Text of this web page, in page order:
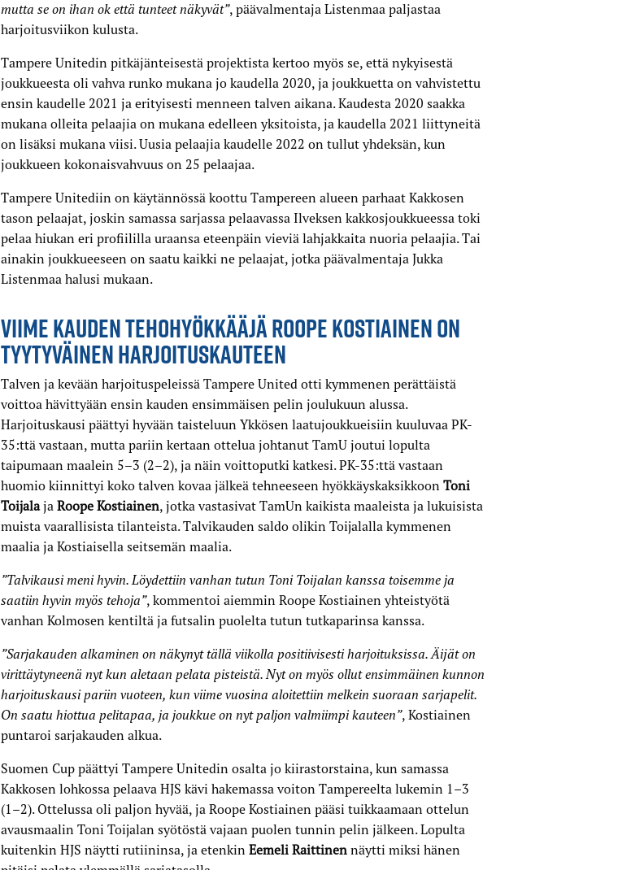
mutta se on ihan ok että tunteet näkyvät”, päävalmentaja Listenmaa paljastaa
harjoitusviikon kulusta.
Tampere Unitedin pitkäjänteisestä projektista kertoo myös se, että nykyisestä
joukkueesta oli vahva runko mukana jo kaudella 2020, ja joukkuetta on vahvistettu
ensin kaudelle 2021 ja erityisesti menneen talven aikana. Kaudesta 2020 saakka
mukana olleita pelaajia on mukana edelleen yksitoista, ja kaudella 2021 liittyneitä
on lisäksi mukana viisi. Uusia pelaajia kaudelle 2022 on tullut yhdeksän, kun
joukkueen kokonaisvahvuus on 25 pelaajaa.
Tampere Unitediin on käytännössä koottu Tampereen alueen parhaat Kakkosen
tason pelaajat, joskin samassa sarjassa pelaavassa Ilveksen kakkosjoukkueessa toki
pelaa hiukan eri profiililla uraansa eteenpäin vieviä lahjakkaita nuoria pelaajia. Tai
ainakin joukkueeseen on saatu kaikki ne pelaajat, jotka päävalmentaja Jukka
Listenmaa halusi mukaan.
VIIME KAUDEN TEHOHYÖKKÄÄJÄ ROOPE KOSTIAINEN ON
TYYTYVÄINEN HARJOITUSKAUTEEN
Talven ja kevään harjoituspeleissä Tampere United otti kymmenen perättäistä
voittoa hävittyään ensin kauden ensimmäisen pelin joulukuun alussa.
Harjoituskausi päättyi hyvään taisteluun Ykkösen laatujoukkueisiin kuuluvaa PK-
35:ttä vastaan, mutta pariin kertaan ottelua johtanut TamU joutui lopulta
taipumaan maalein 5–3 (2–2), ja näin voittoputki katkesi. PK-35:ttä vastaan
huomio kiinnittyi koko talven kovaa jälkeä tehneeseen hyökkäyskaksikkoonToni
ToijalajaRoope Kostiainen, jotka vastasivat TamUn kaikista maaleista ja lukuisista
muista vaarallisista tilanteista. Talvikauden saldo olikin Toijalalla kymmenen
maalia ja Kostiaisella seitsemän maalia.
”Talvikausi meni hyvin. Löydettiin vanhan tutun Toni Toijalan kanssa toisemme ja
saatiin hyvin myös tehoja”, kommentoi aiemmin Roope Kostiainen yhteistyötä
vanhan Kolmosen kentiltä ja futsalin puolelta tutun tutkaparinsa kanssa.
”Sarjakauden alkaminen on näkynyt tällä viikolla positiivisesti harjoituksissa. Äijät on
virittäytyneenä nyt kun aletaan pelata pisteistä. Nyt on myös ollut ensimmäinen kunnon
harjoituskausi pariin vuoteen, kun viime vuosina aloitettiin melkein suoraan sarjapelit.
On saatu hiottua pelitapaa, ja joukkue on nyt paljon valmiimpi kauteen”, Kostiainen
puntaroi sarjakauden alkua.
Suomen Cup päättyi Tampere Unitedin osalta jo kiirastorstaina, kun samassa
Kakkosen lohkossa pelaava HJS kävi hakemassa voiton Tampereelta lukemin 1–3
(1–2). Ottelussa oli paljon hyvää, ja Roope Kostiainen pääsi tuikkaamaan ottelun
avausmaalin Toni Toijalan syötöstä vajaan puolen tunnin pelin jälkeen. Lopulta
kuitenkin HJS näytti rutiininsa, ja etenkinEemeli Raittinen näytti miksi hänen